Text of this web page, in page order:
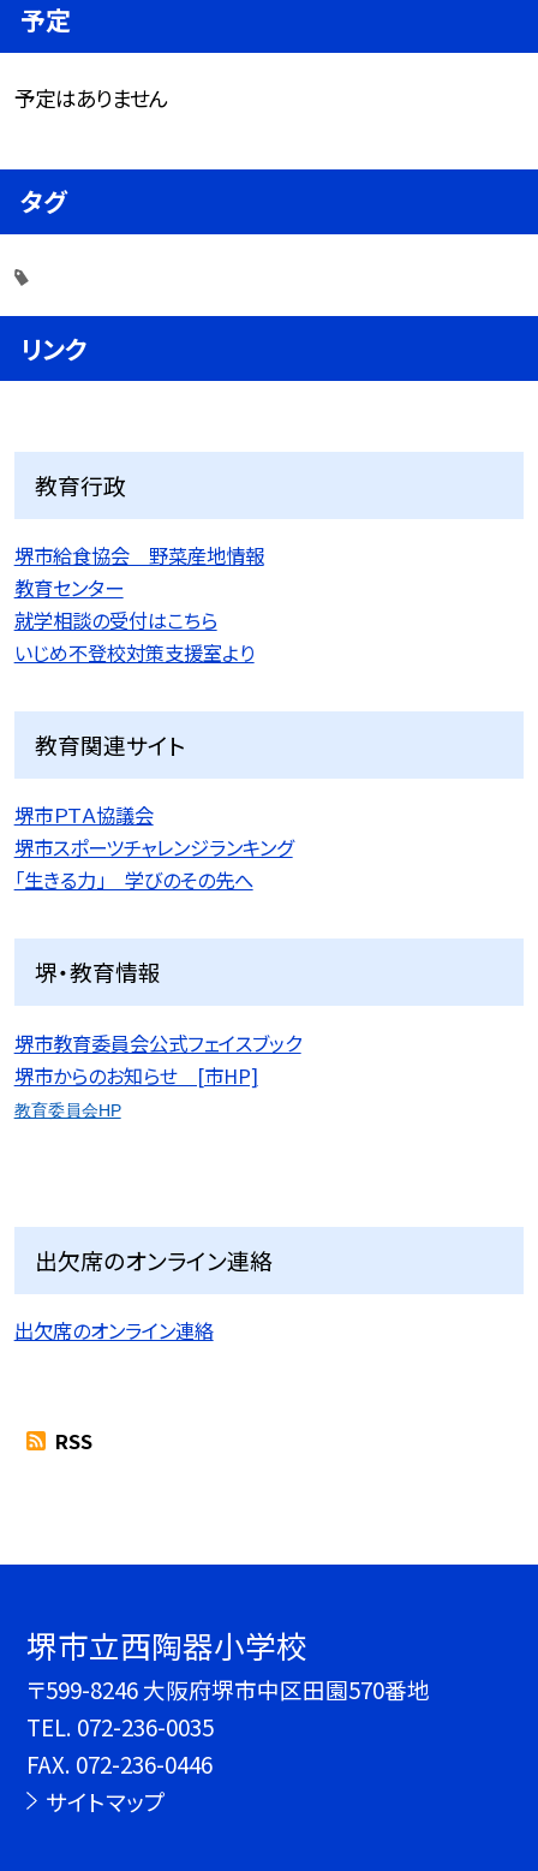
予定
予定はありません
タグ
リンク
教育行政
堺市給食協会 野菜産地情報
教育センター
就学相談の受付はこちら
いじめ不登校対策支援室より
教育関連サイト
堺市ＰＴＡ協議会
堺市スポーツチャレンジランキング
「生きる力」 学びのその先へ
堺・教育情報
堺市教育委員会公式フェイスブック
堺市からのお知らせ [市HP]
教育委員会HP
出欠席のオンライン連絡
出欠席のオンライン連絡
RSS
堺市立西陶器小学校
〒599-8246 大阪府堺市中区田園570番地
TEL. 072-236-0035
FAX. 072-236-0446
サイトマップ